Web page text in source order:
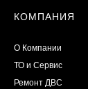
КОМПАНИЯ
О Компании
ТО и Сервис
​Ремонт ДВС